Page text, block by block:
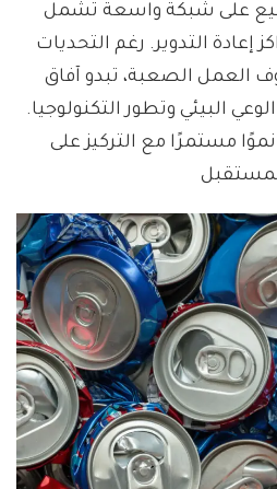
على شبكة واسعة تشمل
إعادة التدوير. رغم التحديات
العمل الصعبة، تبدو آفاق
البيئي وتطور التكنولوجيا.
مستمرًا مع التركيز على